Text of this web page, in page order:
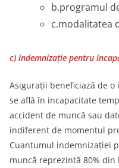
b.programul
c.modalitatea
c) indemnizaţie pentru
Asiguraţii beneficiază de
se află în incapacitate
accident de muncă sau
indiferent de momentul
Cuantumul indemnizaţiei
muncă reprezintă 80%